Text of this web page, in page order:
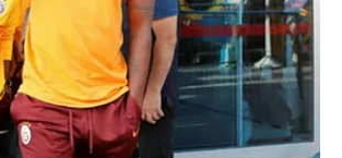
sunulması amacıyla
Diğer çerezler, sitemizin daha işlevsel
ve sizlere yönelik
faaliyetlerinin yapılması, amaçlarıyla
rızanız dahilinde kullanılacaktır.